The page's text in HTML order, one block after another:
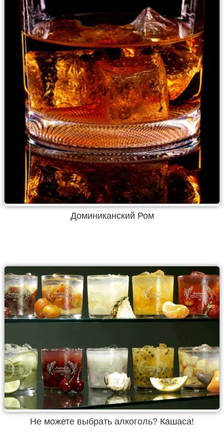
Доминиканский Ром
Не можете выбрать алкоголь? Кашаса!